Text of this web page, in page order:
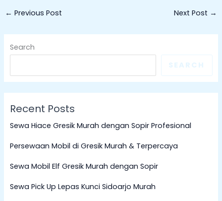
← Previous Post Next Post →
Search
SEARCH
Recent Posts
Sewa Hiace Gresik Murah dengan Sopir Profesional
Persewaan Mobil di Gresik Murah & Terpercaya
Sewa Mobil Elf Gresik Murah dengan Sopir
Sewa Pick Up Lepas Kunci Sidoarjo Murah